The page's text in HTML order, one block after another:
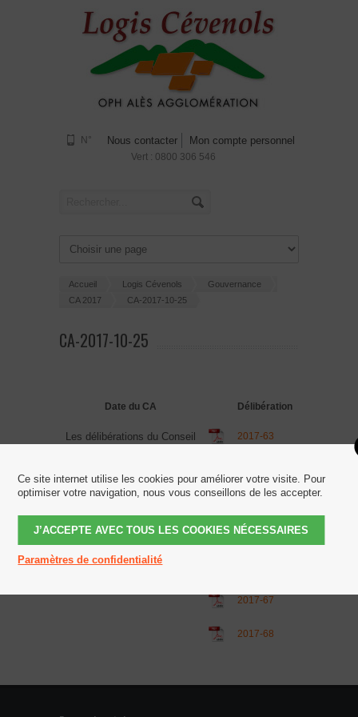
Nous contacter Mon compte personnel
N°
Vert : 0800 306 546
Accueil Logis Cévenols
Gouvernance
CA 2017
CA-2017-10-25
CA-2017-10-25
Date du CA Délibération
Les délibérations du Conseil
2017-63
2017-64
2017-65
2017-67
2017-68
Ce site internet utilise les cookies pour améliorer votre visite. Pour
optimiser votre navigation, nous vous conseillons de les accepter.
J’ACCEPTE AVEC TOUS LES COOKIES NÉCESSAIRES
Paramètres de confidentialité